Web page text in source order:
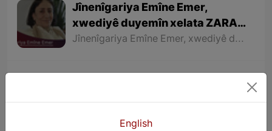
Jînenîgariya Emîne Emer,
xwediyê duyemîn xelata ZARA
bo zimanê Kurdî.
Jînenîgariya Emîne Emer, xwediyê duyemîn xelata ZARA bo zimanê Kurdî.
Kurdistana Sor
English